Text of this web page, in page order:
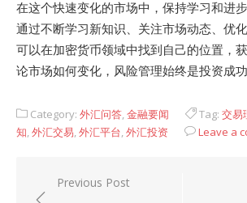
在这个快速变化的市场中，保持学习和进步
通过不断学习新知识、关注市场动态、优
可以在加密货币领域中找到自己的位置，
论市场如何变化，风险管理始终是投资成功
Category: 外汇问答,金融要闻 Tag: 交易
知,外汇交易,外汇平台,外汇投资 Leave a
Previous Post